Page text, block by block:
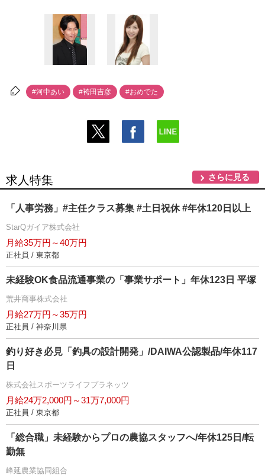
#河中あい #袴田吉彦 #おめでた
求人特集 さらに見る
「人事労務」#主任クラス募集 #土日祝休 #年休120日以上
StarQガイア株式会社
月給35万円～40万円
正社員 / 東京都
未経験OK食品流通事業の「事業サポート」年休123日 平塚
荒井商事株式会社
月給27万円～35万円
正社員 / 神奈川県
釣り好き必見「釣具の設計開発」/DAIWA公認製品/年休117
日
株式会社スポーツライフプラネッツ
月給24万2,000円～31万7,000円
正社員 / 東京都
「総合職」未経験からプロの農協スタッフへ/年休125日/転
勤無
峰延農業協同組合